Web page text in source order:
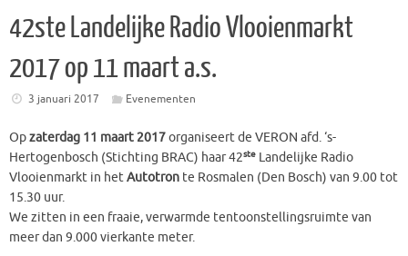
42ste Landelijke Radio Vlooienmarkt
2017 op 11 maart a.s.
3 januari 2017 Evenementen
Opzaterdag 11 maart 2017organiseert de VERON afd. ‘s-
Hertogenbosch (Stichting BRAC) haar 42ste Landelijke Radio
Vlooienmarkt in hetAutotron te Rosmalen (Den Bosch) van 9.00 tot
15.30 uur.
We zitten in een fraaie, verwarmde tentoonstellingsruimte van
meer dan 9.000 vierkante meter.